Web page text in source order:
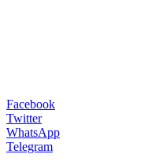
Facebook
Twitter
WhatsApp
Telegram